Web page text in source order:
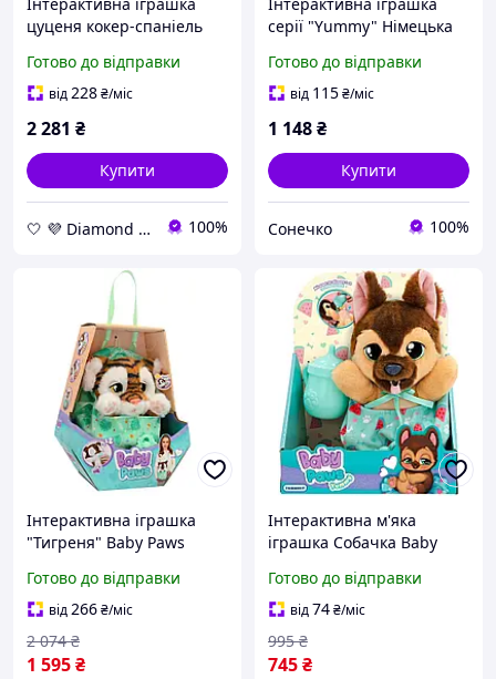
цуценя кокер-спаніель
сумці-ковдрі з пустушкою
для дітей
Готово до відправки
від228₴/міс
2 281 ₴
Купити
🤍 💜 Diamond 🤍 💜 100%
серії "Yummy" Німецька
926363IM з аксесуарами
Готово до відправки
від 115₴/міс
1 148₴
Купити
Сонечко 100%
Інтерактивна іграшка
"Тигреня" Baby Paws
Готово до відправки
від266₴/міс
1 595₴
2 074 ₴
Інтерактивна м'яка
іграшка Собачка Baby
вівчарка 926363IM
(Unicorn)
Готово до відправки
від74₴/міс
745₴
995 ₴